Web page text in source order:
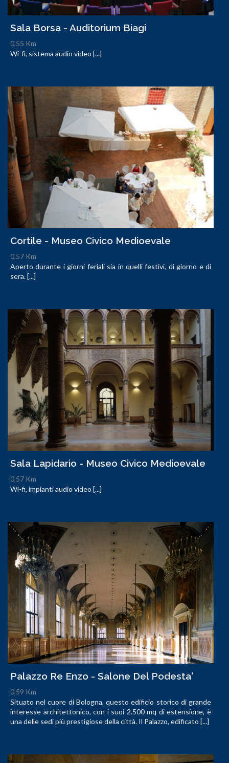
Sala Borsa - Auditorium Biagi
0,55 Km
Wi-fi, sistema audio video [...]
Cortile - Museo Civico Medioevale
0,57 Km
Aperto durante i giorni feriali sia in quelli festivi, di giorno e di
sera. [...]
Sala Lapidario - Museo Civico Medioevale
0,57 Km
Wi-fi, impianti audio video [...]
Palazzo Re Enzo - Salone Del Podesta'
0,59 Km
Situato nel cuore di Bologna, questo edificio storico di grande
interesse architettonico, con i suoi 2.500 mq di estensione, è
una delle sedi più prestigiose della città. Il Palazzo, edificato [...]